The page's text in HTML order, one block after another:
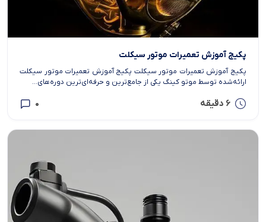
پکیج آموزش تعمیرات موتور سیکلت
پکیج آموزش تعمیرات موتور سیکلت پکیج آموزش تعمیرات موتور سیکلت
ارائه‌شده توسط موتو کینگ یکی از جامع‌ترین و حرفه‌ای‌ترین دوره‌های...
6 دقیقه 0